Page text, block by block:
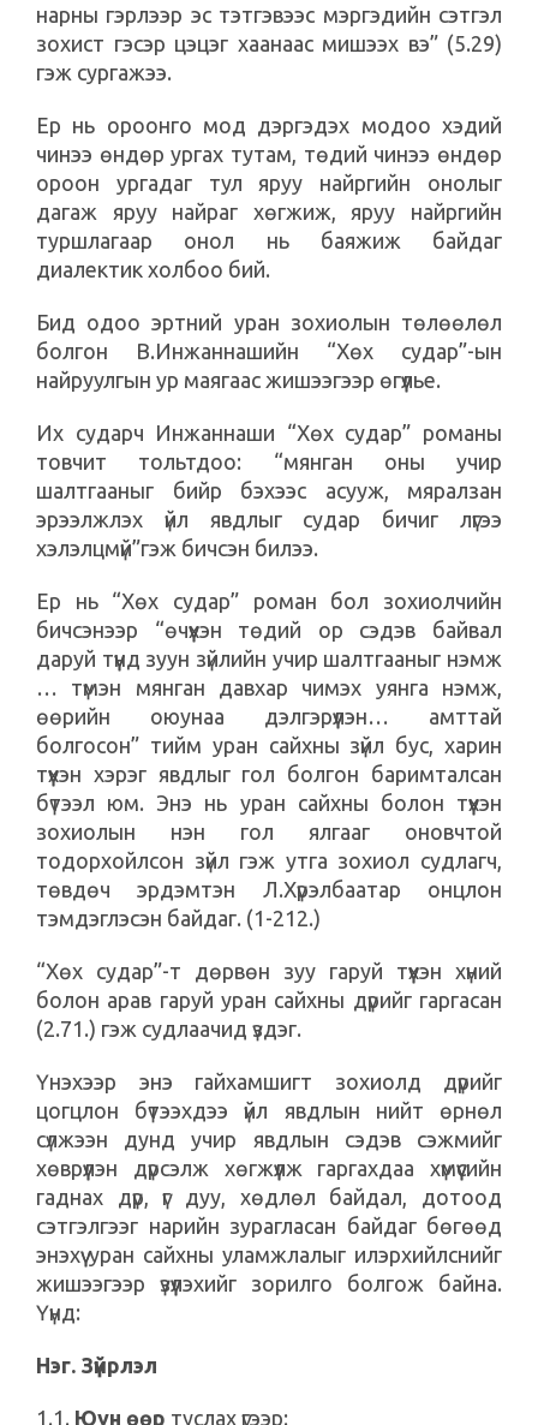
нарны гэрлээр эс тэтгэвээс мэргэдийн сэтгэл
зохист гэсэр цэцэг хаанаас мишээх вэ” (5.29)
гэж сургажээ.
Ер нь ороонго мод дэргэдэх модоо хэдий
чинээ өндөр ургах тутам, төдий чинээ өндөр
ороон ургадаг тул яруу найргийн онолыг
дагаж яруу найраг хөгжиж, яруу найргийн
туршлагаар онол нь баяжиж байдаг
диалектик холбоо бий.
Бид одоо эртний уран зохиолын төлөөлөл
болгон В.Инжаннашийн “Хөх судар”-ын
найруулгын ур маягаас жишээгээр өгүүлье.
Их сударч Инжаннаши “Хөх судар” романы
товчит тольтдоо: “мянган оны учир
шалтгааныг бийр бэхээс асууж, мяралзан
эрээлжлэх үйл явдлыг судар бичиг лүгээ
хэлэлцмүй”гэж бичсэн билээ.
Ер нь “Хөх судар” роман бол зохиолчийн
бичсэнээр “өчүүхэн төдий ор сэдэв байвал
даруй түүнд зуун зүйлийн учир шалтгааныг нэмж
… түмэн мянган давхар чимэх уянга нэмж,
өөрийн оюунаа дэлгэрүүлэн… амттай
болгосон” тийм уран сайхны зүйл бус, харин
түүхэн хэрэг явдлыг гол болгон баримталсан
бүтээл юм. Энэ нь уран сайхны болон түүхэн
зохиолын нэн гол ялгааг оновчтой
тодорхойлсон зүйл гэж утга зохиол судлагч,
төвдөч эрдэмтэн Л.Хүрэлбаатар онцлон
тэмдэглэсэн байдаг. (1-212.)
“Хөх судар”-т дөрвөн зуу гаруй түүхэн хүний
болон арав гаруй уран сайхны дүрийг гаргасан
(2.71.) гэж судлаачид үздэг.
Үнэхээр энэ гайхамшигт зохиолд дүрийг
цогцлон бүтээхдээ үйл явдлын нийт өрнөл
сүлжээн дунд учир явдлын сэдэв сэжмийг
хөврүүлэн дүрсэлж хөгжүүлж гаргахдаа хүмүүсийн
гаднах дүр, үг дуу, хөдлөл байдал, дотоод
сэтгэлгээг нарийн зурагласан байдаг бөгөөд
энэхүү уран сайхны уламжлалыг илэрхийлснийг
жишээгээр үзүүлэхийг зорилго болгож байна.
Үүнд:
Нэг. Зүйрлэл
1.1. Юун өөр туслах үгээр: